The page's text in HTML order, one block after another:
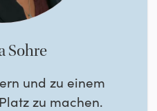
Sohre
und zu einem
zu machen.